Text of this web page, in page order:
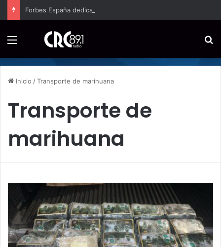
Inicio /Transporte de marihuana
Transporte de
marihuana